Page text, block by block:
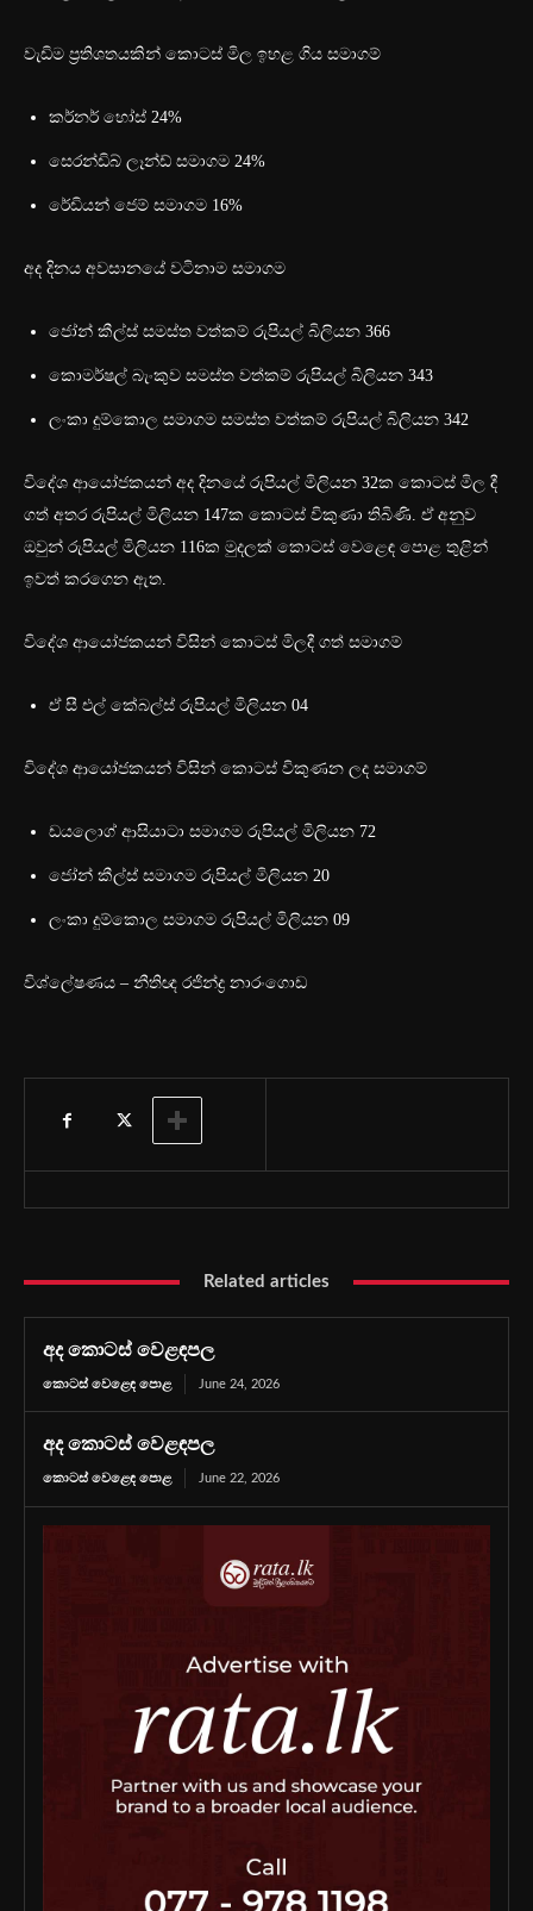
වැඩිම ප්‍රතිශතයකින් කොටස් මිල ඉහළ ගිය සමාගම්
කර්නර් හෝස් 24%
සෙරන්ඩිබ් ලෑන්ඩ් සමාගම 24%
රේඩියන් ජෙම් සමාගම 16%
අද දිනය අවසානයේ වටිනාම සමාගම
ජෝන් කීල්ස් සමස්ත වත්කම් රුපියල් බිලියන 366
කොමර්ෂල් බැංකුව සමස්ත වත්කම් රුපියල් බිලියන 343
ලංකා දුම්කොල සමාගම සමස්ත වත්කම් රුපියල් බිලියන 342
විදේශ ආයෝජකයන් අද දිනයේ රුපියල් මිලියන‍ 32ක කොටස් මිල දී
ගත් අතර රුපියල් මිලියන 147ක කොටස් විකුණා තිබිණි. ඒ අනුව
ඔවුන් රුපියල් මිලියන 116ක මුදලක් කොටස් වෙළෙඳ පොළ තුළින්
ඉවත් කරගෙන ඇත.
විදේශ ආයෝජකයන් විසින් කොටස් මිලදී ගත් සමාගම්
ඒ සී එල් කේබල්ස් රුපියල් මිලියන 04
විදේශ ආයෝජකයන් විසින් කොටස් විකුණන ලද සමාගම්
ඩයලොග් ආසියාටා සමාගම රුපියල් මිලියන 72
ජෝන් කීල්ස් සමාගම රුපියල් මිලියන 20
ලංකා දුම්කොල සමාගම රුපියල් මිලියන 09
විශ්ලේෂණය – නීතිඥ රජින්ද්‍ර නාරංගොඩ
Related articles
අද කොටස් වෙළඳපල
කොටස් වෙළෙඳ පොළ June 24, 2026
අද කොටස් වෙළඳපල
කොටස් වෙළෙඳ පොළ June 22, 2026